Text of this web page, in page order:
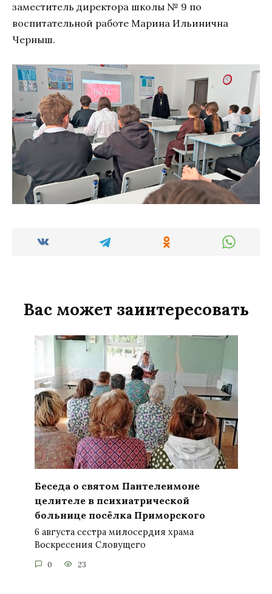
заместитель директора школы № 9 по
воспитательной работе Марина Ильинична
Черныш.
Вас может заинтересовать
Беседа о святом Пантелеимоне
целителе в психиатрической
больнице посёлка Приморского
6 августа сестра милосердия храма
Воскресения Словущего
0 23